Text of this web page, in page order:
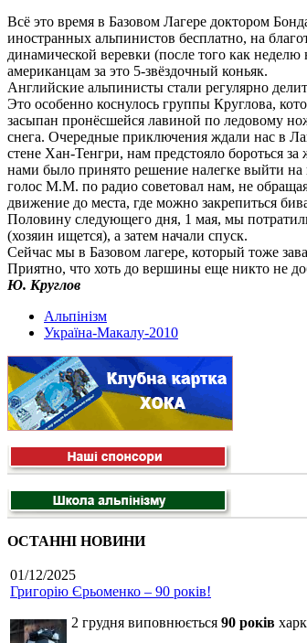
Всё это время в Базовом Лагере доктором
иностранных альпинистов бесплатно, на
динамической веревки (после того как
американцам за это 5-звёздочный коньяк.
Английские альпинисты стали регулярно
Это особенно коснулось группы Круглова,
засыпан пронёсшейся лавиной по ледовому
снега. Очередные приключения ждали нас в
стене Хан-Тенгри, нам предстояло бороться
нами было принято решение налегке выйти на
голос М.М. по радио советовал нам, не
движение до места, где можно закрепиться
Половину следующего дня, 1 мая, мы
(хозяин ищется), а затем начали спуск.
Сейчас мы в Базовом лагере, который тоже
Приятно, что хоть до вершины еще никто не
Ю. Круглов
Альпінізм
Україна-Макалу-2010
ОСТАННІ НОВИНИ
01/12/2025
Григорію Єрьоменко – 90 років!
2 грудня виповнюється 90 років